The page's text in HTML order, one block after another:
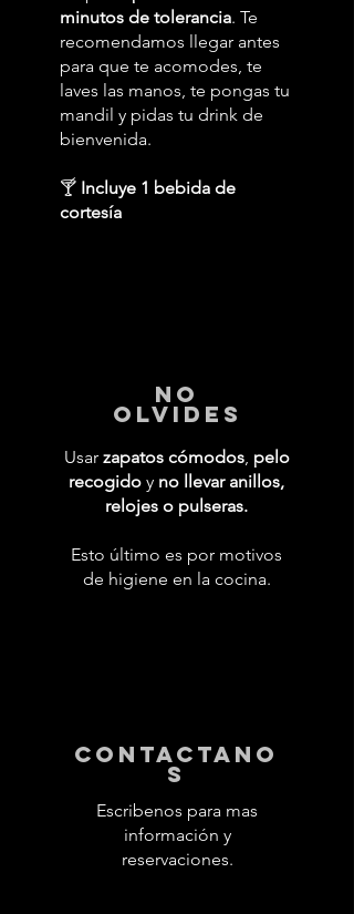
minutos de tolerancia. Te
recomendamos llegar antes
para que te acomodes, te
laves las manos, te pongas tu
mandil y pidas tu drink de
bienvenida.
🍸 Incluye 1 bebida de
cortesía
No
Olvides
Usar zapatos cómodos, pelo
recogido y no llevar anillos,
relojes o pulseras.
Esto último es por motivos
de higiene en la cocina.
contactano
s
Escribenos para mas
información y
reservaciones.